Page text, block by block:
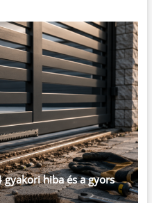
hiba és a gyors